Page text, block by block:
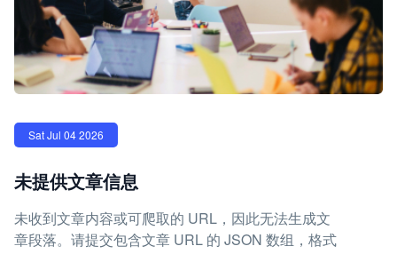
Sat Jul 04 2026
未提供文章信息
未收到文章内容或可爬取的 URL，因此无法生成文
章段落。请提交包含文章 URL 的 JSON 数组，格式